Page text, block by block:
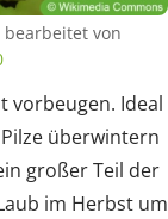
bearbeitet von
vorbeugen. Ideal
überwintern
großer Teil der
im Herbst um